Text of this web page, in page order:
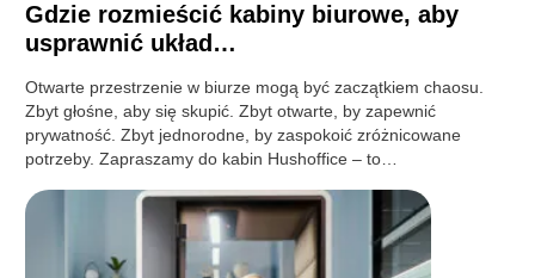
Gdzie rozmieścić kabiny biurowe, aby
usprawnić układ…
Otwarte przestrzenie w biurze mogą być zaczątkiem chaosu.
Zbyt głośne, aby się skupić. Zbyt otwarte, by zapewnić
prywatność. Zbyt jednorodne, by zaspokoić zróżnicowane
potrzeby. Zapraszamy do kabin Hushoffice – to…